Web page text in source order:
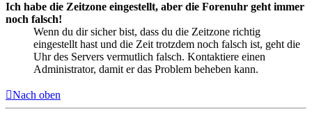
Ich habe die Zeitzone eingestellt, aber die Forenuhr geht immer
noch falsch!
Wenn du dir sicher bist, dass du die Zeitzone richtig
eingestellt hast und die Zeit trotzdem noch falsch ist, geht die
Uhr des Servers vermutlich falsch. Kontaktiere einen
Administrator, damit er das Problem beheben kann.
Nach oben